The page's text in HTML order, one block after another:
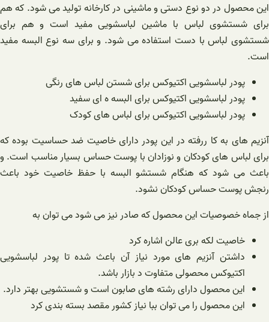
این محصول در دو نوع دستی و ماشینی در کارخانه تولید می شود. که هم
برای شستشوی لباس با ماشین لباسشویی مفید است و هم برای
شستشوی لباس با دست استفاده می شود. و برای سه نوع البسه مفید
است.
پودر لباسشویی اکتیوکس برای شستن لباس های رنگی
پودر لباسشویی اکتیوکس برای البسه ه ای سفید
پودر لباسشویی اکتیوکس برای لباس های کودک
آنزیم های به کا ررفته در این پودر دارای خاصیت ضد حساسیت بوده که
برای لباس های کودکان و نوزادان با پوست حساس بسیار مناسب است. و
باعث می شود که هنگام شستشو البسه با حفظ خاصیت خود باعث
رنجش پوست حساس کودکان نشود.
از جماه خصوصیات این محصول که صادر نیز می شود می توان به
خاصیت لکه بری عالن اشاره کرد
داشتن آنزیم های مورد نیاز آن باعث شده تا پودر لباسشویی
اکتیوکس محصولی متفاوت د بازار باشد.
این محصول دارای رشته های صابون است و شستشویی بهتر دارد.
این محصول را می توان ببا نیاز کشور مقصد بسته بندی کرد